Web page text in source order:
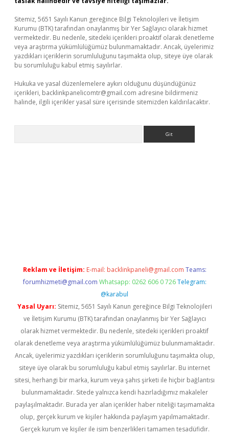
Sitemiz, 5651 Sayılı Kanun gereğince Bilgi Teknolojileri ve İletişim
Kurumu (BTK) tarafından onaylanmış bir Yer Sağlayıcı olarak hizmet
vermektedir. Bu nedenle, sitedeki içerikleri proaktif olarak denetleme
veya araştırma yükümlülüğümüz bulunmamaktadır. Ancak, üyelerimiz
yazdıkları içeriklerin sorumluluğunu taşımakta olup, siteye üye olarak
bu sorumluluğu kabul etmiş sayılırlar.
Hukuka ve yasal düzenlemelere aykırı olduğunu düşündüğünüz
içerikleri, backlinkpanelicomtr@gmail.com adresine bildirmeniz
halinde, ilgili içerikler yasal süre içerisinde sitemizden kaldırılacaktır.
Reklam ve İletişim: E-mail: backlinkpaneli@gmail.com Teams:
forumhizmeti@gmail.com Whatsapp: 0262 606 0 726 Telegram:
@karabul
Yasal Uyarı: Sitemiz, 5651 Sayılı Kanun gereğince Bilgi Teknolojileri
ve İletişim Kurumu (BTK) tarafından onaylanmış bir Yer Sağlayıcı
olarak hizmet vermektedir. Bu nedenle, sitedeki içerikleri proaktif
olarak denetleme veya araştırma yükümlülüğümüz bulunmamaktadır.
Ancak, üyelerimiz yazdıkları içeriklerin sorumluluğunu taşımakta olup,
siteye üye olarak bu sorumluluğu kabul etmiş sayılırlar. Bu internet
sitesi, herhangi bir marka, kurum veya şahıs şirketi ile hiçbir bağlantısı
bulunmamaktadır. Sitede yalnızca kendi hazırladığımız makaleler
paylaşılmaktadır. Burada yer alan içerikler haber niteliği taşımamakta
olup, gerçek kurum ve kişiler hakkında paylaşım yapılmamaktadır.
Gerçek kurum ve kişiler ile isim benzerlikleri tamamen tesadüfidir.